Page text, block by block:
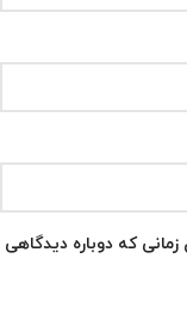
که دوباره دیدگاهی